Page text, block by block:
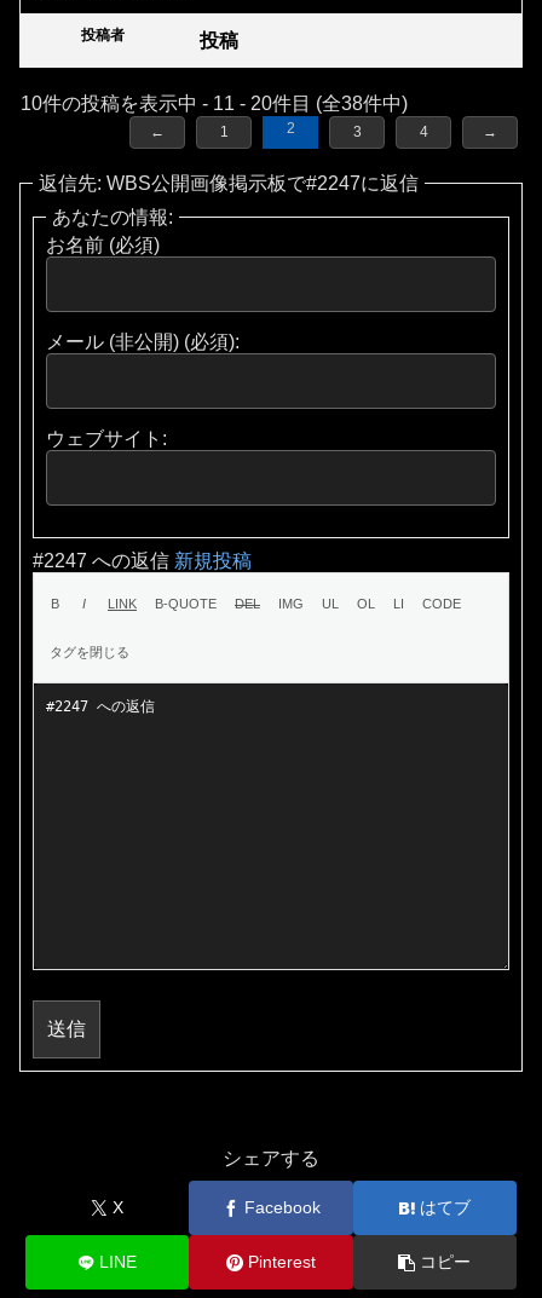
投稿者 投稿
10件の投稿を表示中 - 11 - 20件目 (全38件中)
← 1 2 3 4 →
返信先: WBS公開画像掲示板で#2247に返信
あなたの情報:
お名前 (必須)
メール (非公開) (必須):
ウェブサイト:
#2247 への返信 新規投稿
送信
シェアする
X Facebook はてブ
LINE Pinterest コピー